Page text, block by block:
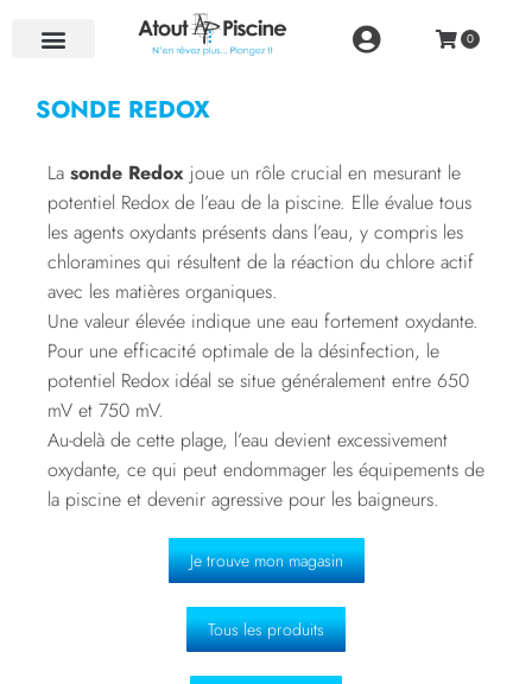
SONDE REDOX
La sonde Redox joue un rôle crucial en mesurant le
potentiel Redox de l’eau de la piscine. Elle évalue tous
les agents oxydants présents dans l’eau, y compris les
chloramines qui résultent de la réaction du chlore actif
avec les matières organiques.
Une valeur élevée indique une eau fortement oxydante.
Pour une efficacité optimale de la désinfection, le
potentiel Redox idéal se situe généralement entre 650
mV et 750 mV.
Au-delà de cette plage, l’eau devient excessivement
oxydante, ce qui peut endommager les équipements de
la piscine et devenir agressive pour les baigneurs.
Je trouve mon magasin
Tous les produits